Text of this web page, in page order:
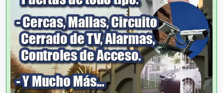
Artes Gráficas
Artesanías